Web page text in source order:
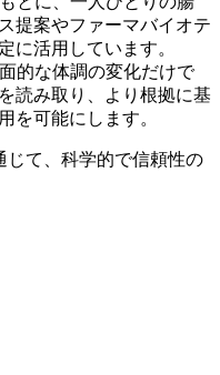
提案やファーマバイオテ
に活用しています。
的な体調の変化だけで
読み取り、より根拠に基
を可能にします。
じて、科学的で信頼性の